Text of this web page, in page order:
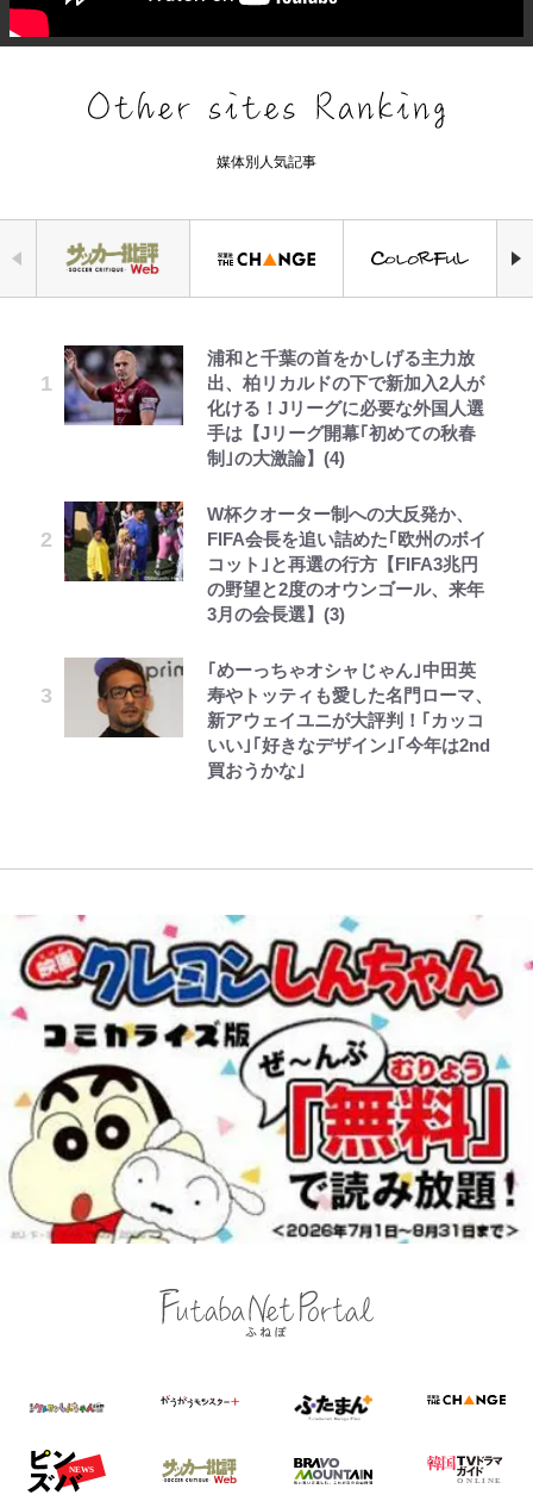
媒体別人気記事
浦和と千葉の首をかしげる主力放
出、柏リカルドの下で新加入2人が
化ける！Jリーグに必要な外国人選
手は【Jリーグ開幕｢初めての秋春
制｣の大激論】(4)
W杯クオーター制への大反発か、
FIFA会長を追い詰めた｢欧州のボイ
コット｣と再選の行方【FIFA3兆円
の野望と2度のオウンゴール、来年
3月の会長選】(3)
｢めーっちゃオシャじゃん｣中田英
寿やトッティも愛した名門ローマ、
新アウェイユニが大評判！｢カッコ
いい｣｢好きなデザイン｣｢今年は2nd
買おうかな｣
錦織一清の写真集はなぜ私服なの
か…高級ブランドをやめ等身大の自
分を表現する現在「ちゃんとおじい
ちゃんに」
事情』がある」…山尾志桜里が
SNSのバッシングにも向き合う理
由と独自メンタル術
錦織一清が語る還暦からの新たな挑
映画監督作『僕は瞳に恋してる』
空の轍と大地の雲と 第1回
第3回 出版までの道のり・その2
レビュー『仮面家族』悠木シュン・
著
でっかい男になりたいゾ
浅草は日本の心だゾ
ボンジュールでポンジュースだゾ
公式-ヒロインが来る前に妊娠しま
した~詰んだはずの悪役令嬢です
が、どうやら違うようです~ 第1話
公式-婚約破棄されたのでお掃除メ
溺愛されました 第27話(3)
公式-だって、あなたが浮気をした
から 第9話(1)
「自分の絵ごと、このジャンルはそ
ろそろ終わりかな」江口寿史が炎上
を経て樋口毅宏に語ったこと
ファミマと『VIVANT』第2シーズ
頭”や限定グッズ登場にファン感激
「これは買うしかない！」
『ONE PIECE』今後の展開に絡ん
できそうな「意味深な表紙連載」
下七武海の謎めいた過去も…
千葉雄大、ほっそりイケメン近影に
「顔パンパンだったのに」反響 視
聴者が想った激変の納得理由
オダウエダ植田、「2年半で56kg
去の「めちゃ美人」写真も再び
「危ない」「やめて」第1子妊娠中
の田中みな実、ゴリゴリヒール着用
に心配の声…ザックリ衣装にも意見
荒々しい「火山帯」の一端にいるこ
とを体感！ 登頂約10分でも大迫力
「吾妻小富士」火口を1周する「1
時間半ハイキング」パノラマ絶景レ
ポ【福島県福島市】
アユは「怒らせて掛ける」魚だっ
た！ ルアーを追わせて釣りあげる
「アユイング」のオリジナリティ＆
おもしろさを知る
リング」での「NGパッキング」7
選！ 安全＆快適につながる「荷物
の順序や位置」積載のコツとは？
「実体験レポ」